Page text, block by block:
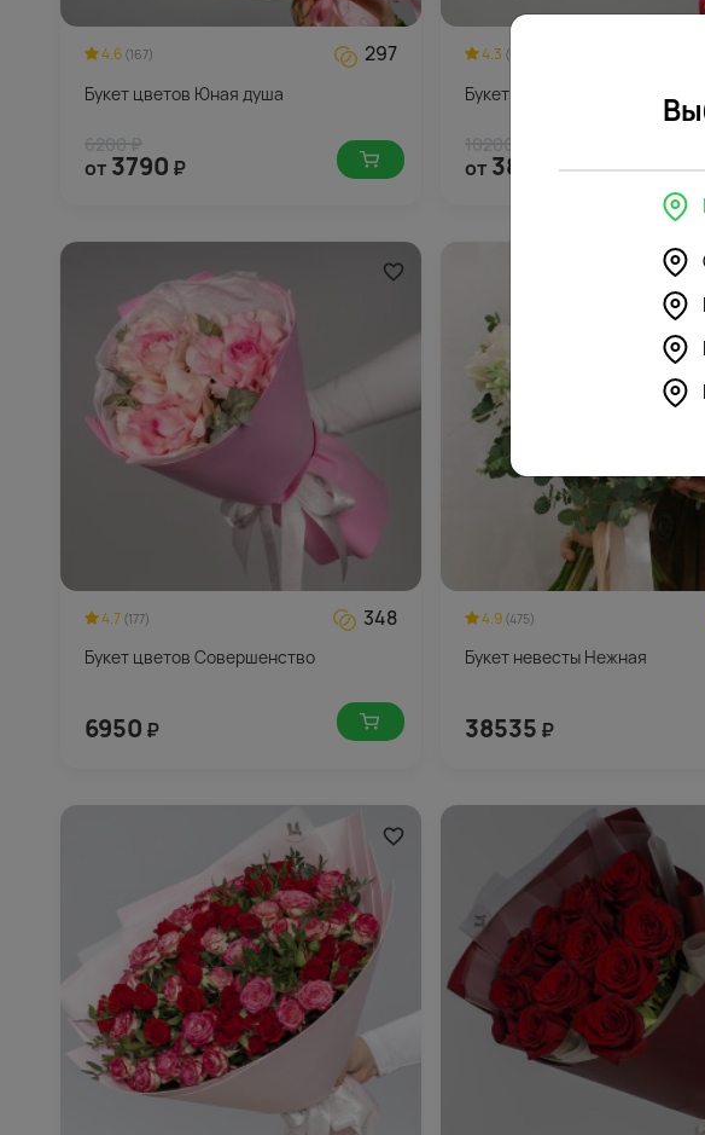
4.6 (167) 297
Букет цветов Юная душа
от 3790 ₽
4.3 (137)
Букет цветов Душевный порыв
от 3850 ₽
4.7 (177) 348
Букет цветов Совершенство
6950 ₽
4.9 (475)
Букет невесты Нежная
38535 ₽